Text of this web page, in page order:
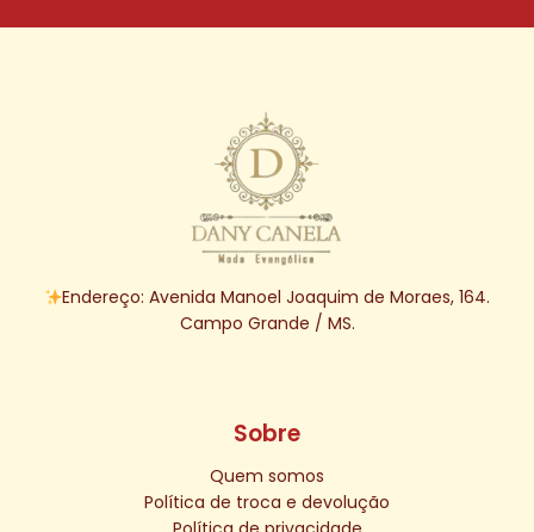
Endereço: Avenida Manoel Joaquim de Moraes, 164.
Campo Grande / MS.
Sobre
Quem somos
Política de troca e devolução